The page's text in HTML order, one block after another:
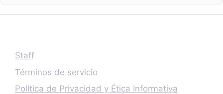
Staff
Términos de servicio
Política de Privacidad y Ética Informativa